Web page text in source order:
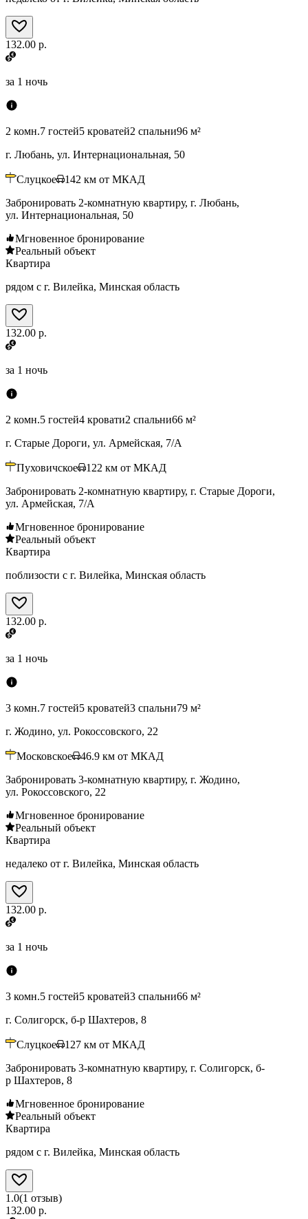
132.00 р.
за 1 ночь
2 комн.7 гостей5 кроватей2 спальни96 м²
г. Любань, ул. Интернациональная, 50
Слуцкое 142 км от МКАД
Забронировать 2-комнатную квартиру, г. Любань,
ул. Интернациональная, 50
Мгновенное бронирование
Реальный объект
Квартира
рядом с г. Вилейка, Минская область
132.00 р.
за 1 ночь
2 комн.5 гостей4 кровати2 спальни66 м²
г. Старые Дороги, ул. Армейская, 7/А
Пуховичское 122 км от МКАД
Забронировать 2-комнатную квартиру, г. Старые Дороги,
ул. Армейская, 7/А
Мгновенное бронирование
Реальный объект
Квартира
поблизости с г. Вилейка, Минская область
132.00 р.
за 1 ночь
3 комн.7 гостей5 кроватей3 спальни79 м²
г. Жодино, ул. Рокоссовского, 22
Московское 46.9 км от МКАД
Забронировать 3-комнатную квартиру, г. Жодино,
ул. Рокоссовского, 22
Мгновенное бронирование
Реальный объект
Квартира
недалеко от г. Вилейка, Минская область
132.00 р.
за 1 ночь
3 комн.5 гостей5 кроватей3 спальни66 м²
г. Солигорск, б-р Шахтеров, 8
Слуцкое 127 км от МКАД
Забронировать 3-комнатную квартиру, г. Солигорск, б-
р Шахтеров, 8
Мгновенное бронирование
Реальный объект
Квартира
рядом с г. Вилейка, Минская область
1.0(1 отзыв)
132.00 р.